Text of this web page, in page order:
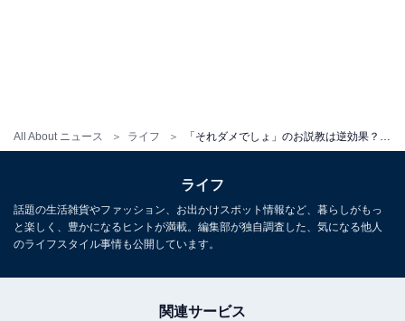
All About ニュース ライフ
ライフ
話題の生活雑貨やファッション、お出かけスポット情報など、暮らしがもっ
と楽しく、豊かになるヒントが満載。編集部が独自調査した、気になる他人
のライフスタイル事情も公開しています。
関連サービス